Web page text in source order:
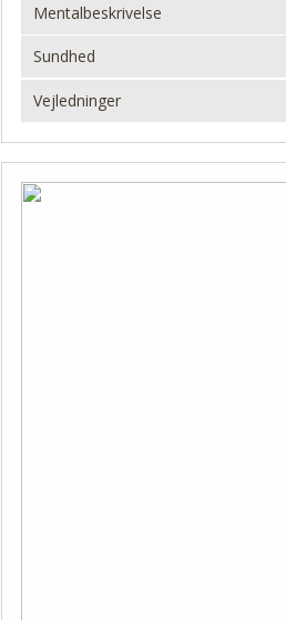
Mentalbeskrivelse
Sundhed
Vejledninger